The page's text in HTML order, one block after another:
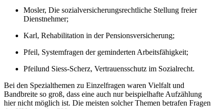
Mosler, Die sozialversicherungsrechtliche Stellung freier
Dienstnehmer;
Karl, Rehabilitation in der Pensionsversicherung;
Pfeil, Systemfragen der geminderten Arbeitsfähigkeit;
Pfeilund Siess-Scherz, Vertrauensschutz im Sozialrecht.
Bei den Spezialthemen zu Einzelfragen waren Vielfalt und
Bandbreite so groß, dass eine auch nur beispielhafte Aufzählung
hier nicht möglich ist. Die meisten solcher Themen betrafen Fragen